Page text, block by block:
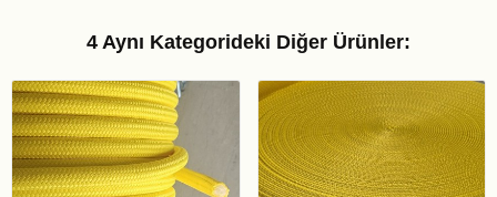
4 Aynı Kategorideki Diğer Ürünler: